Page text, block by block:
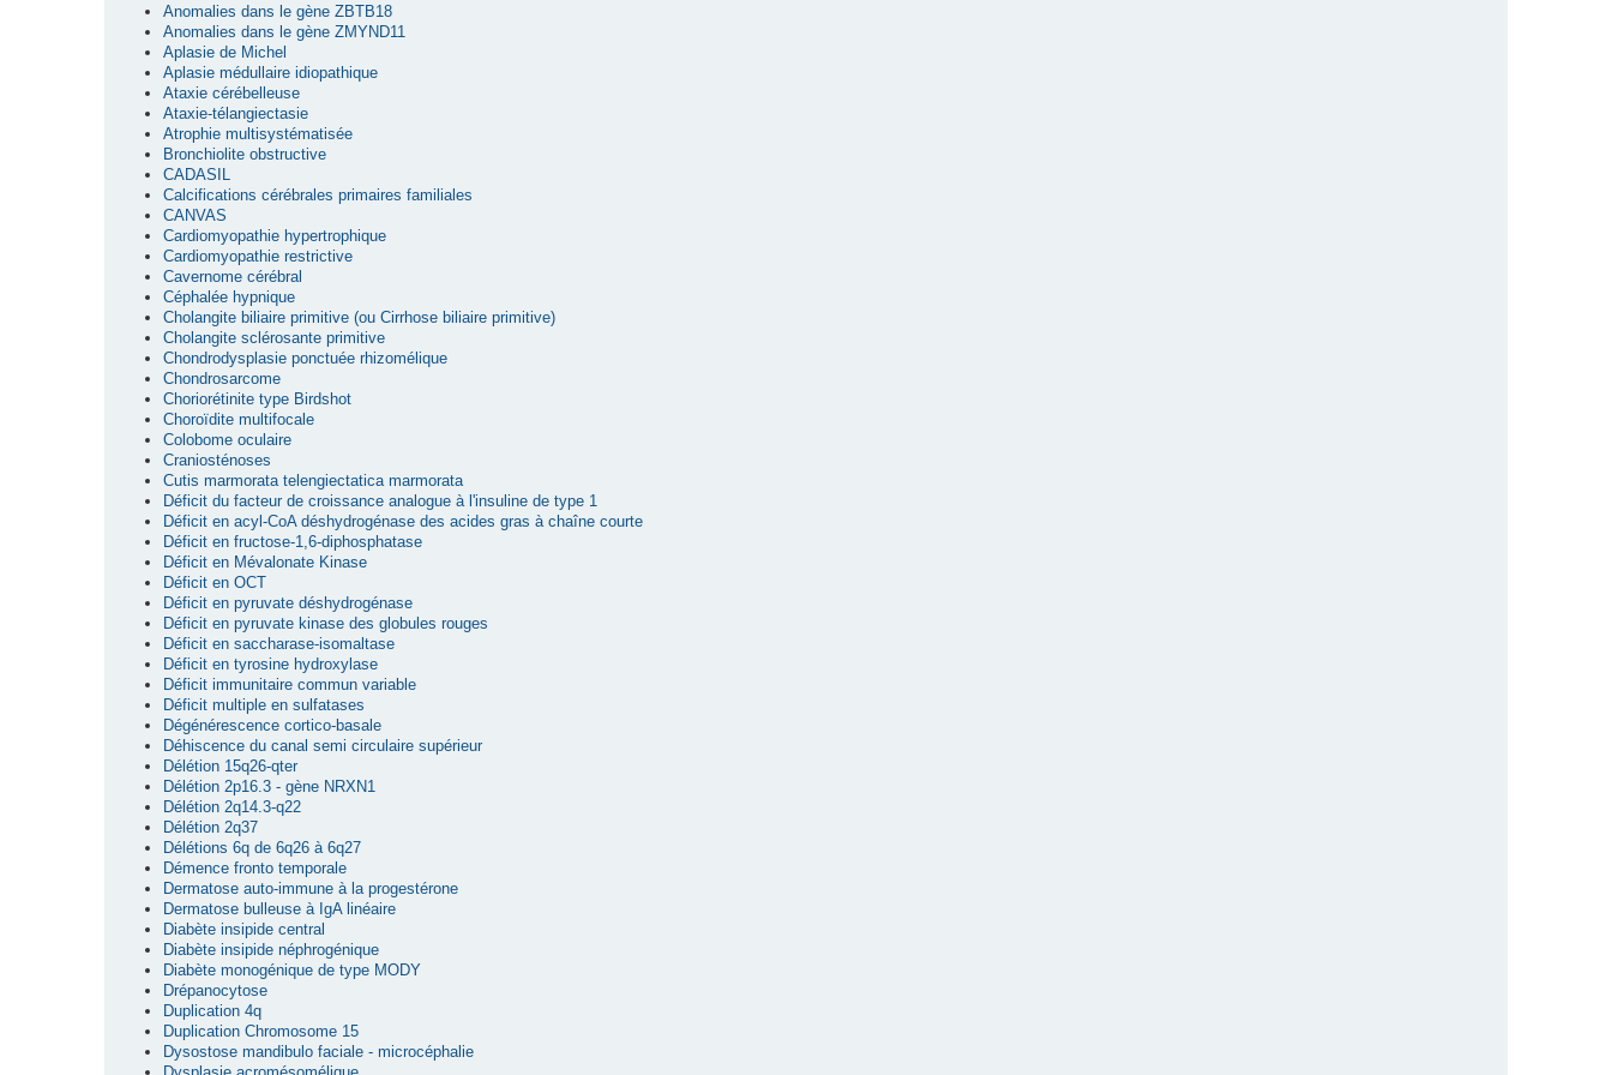
Anomalies dans le gène ZBTB18
Anomalies dans le gène ZMYND11
Aplasie de Michel
Aplasie médullaire idiopathique
Ataxie cérébelleuse
Ataxie-télangiectasie
Atrophie multisystématisée
Bronchiolite obstructive
CADASIL
Calcifications cérébrales primaires familiales
CANVAS
Cardiomyopathie hypertrophique
Cardiomyopathie restrictive
Cavernome cérébral
Céphalée hypnique
Cholangite biliaire primitive (ou Cirrhose biliaire primitive)
Cholangite sclérosante primitive
Chondrodysplasie ponctuée rhizomélique
Chondrosarcome
Choriorétinite type Birdshot
Choroïdite multifocale
Colobome oculaire
Craniosténoses
Cutis marmorata telengiectatica marmorata
Déficit du facteur de croissance analogue à l'insuline de type 1
Déficit en acyl-CoA déshydrogénase des acides gras à chaîne courte
Déficit en fructose-1,6-diphosphatase
Déficit en Mévalonate Kinase
Déficit en OCT
Déficit en pyruvate déshydrogénase
Déficit en pyruvate kinase des globules rouges
Déficit en saccharase-isomaltase
Déficit en tyrosine hydroxylase
Déficit immunitaire commun variable
Déficit multiple en sulfatases
Dégénérescence cortico-basale
Déhiscence du canal semi circulaire supérieur
Délétion 15q26-qter
Délétion 2p16.3 - gène NRXN1
Délétion 2q14.3-q22
Délétion 2q37
Délétions 6q de 6q26 à 6q27
Démence fronto temporale
Dermatose auto-immune à la progestérone
Dermatose bulleuse à IgA linéaire
Diabète insipide central
Diabète insipide néphrogénique
Diabète monogénique de type MODY
Drépanocytose
Duplication 4q
Duplication Chromosome 15
Dysostose mandibulo faciale - microcéphalie